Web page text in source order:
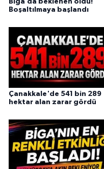
Biga’da beklenen oldu!
Boşaltılmaya başlandı
Çanakkale'de 541 bin 289
hektar alan zarar gördü